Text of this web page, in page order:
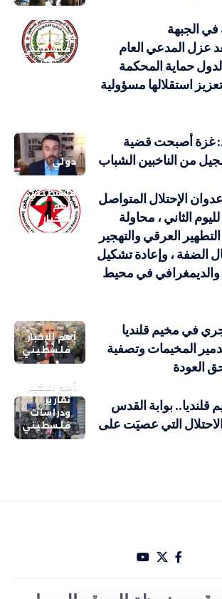
دولي
فلسطيني
في الجبهة
عزل المدعي العام
حماية المحكمة
استقلالها مسؤولية
دولي
غزة أصبحت قضية
من الناخبين الشباب
فلسطيني
أهم
الاخبار
الإحتلال المتواصل
الثاني ، محاولة
العرقي والتهجير
الضفة ، وإعادة تشكيل
والديمغرافي في محيط
أهم الاخبار
فلسطيني
في مخيم قلنديا
المخيمات وتصفية
العودة
أهم الاخبار
تقارير
ودراسات
فلسطيني
بوابة القدس
التي عصيَت على